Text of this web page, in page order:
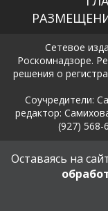
Сетевое
Роскомнадзоре.
решения о
Соучредители:
редактор:
(927) 568-
Политика в
Оставаясь на